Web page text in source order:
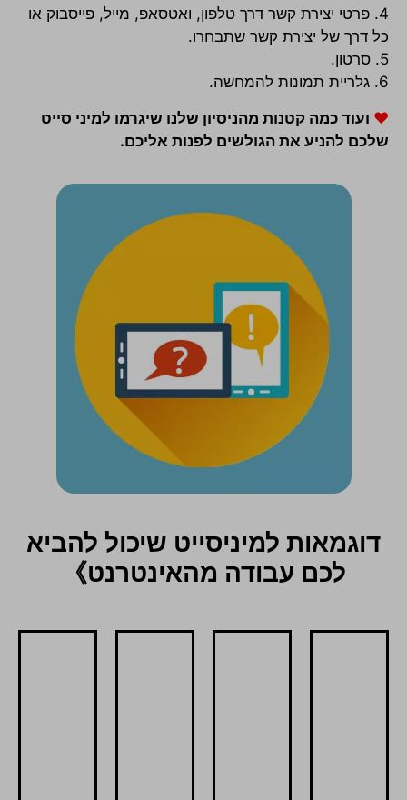
4. פרטי יצירת קשר דרך טלפון, ואטסאפ, מייל, פייסבוק או
כל דרך של יצירת קשר שתבחרו.
5. סרטון.
6. גלריית תמונות להמחשה.
♥ ועוד כמה קטנות מהניסיון שלנו שיגרמו למיני סייט
שלכם להניע את הגולשים לפנות אליכם.
דוגמאות למיניסייט שיכול להביא
לכם עבודה מהאינטרנט》